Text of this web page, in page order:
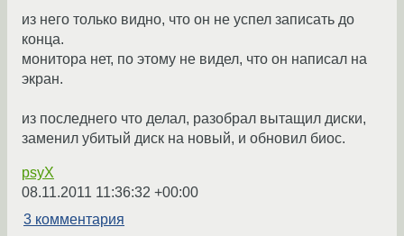
из него только видно, что он не успел записать до
конца.
монитора нет, по этому не видел, что он написал на
экран.
из последнего что делал, разобрал вытащил диски,
заменил убитый диск на новый, и обновил биос.
psyX
08.11.2011 11:36:32 +00:00
3 комментария